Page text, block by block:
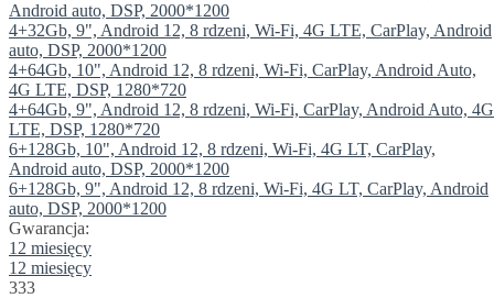
Android auto, DSP, 2000*1200
4+32Gb, 9", Android 12, 8 rdzeni, Wi-Fi, 4G LTE, CarPlay, Android
auto, DSP, 2000*1200
4+64Gb, 10", Android 12, 8 rdzeni, Wi-Fi, CarPlay, Android Auto,
4G LTE, DSP, 1280*720
4+64Gb, 9", Android 12, 8 rdzeni, Wi-Fi, CarPlay, Android Auto, 4G
LTE, DSP, 1280*720
6+128Gb, 10", Android 12, 8 rdzeni, Wi-Fi, 4G LT, CarPlay,
Android auto, DSP, 2000*1200
6+128Gb, 9", Android 12, 8 rdzeni, Wi-Fi, 4G LT, CarPlay, Android
auto, DSP, 2000*1200
Gwarancja:
12 miesięcy
12 miesięcy
333